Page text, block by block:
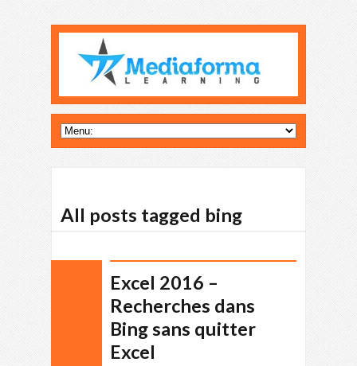
All posts tagged bing
Excel 2016 –
Recherches dans
Bing sans quitter
Excel